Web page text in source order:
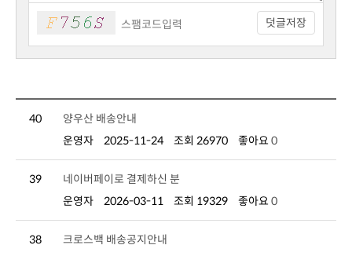
덧글저장
40
양우산 배송안내
운영자
2025-11-24 조회 26970 좋아요 0
39
네이버페이로 결제하신 분
운영자
2026-03-11 조회 19329 좋아요 0
38
크로스백 배송공지안내